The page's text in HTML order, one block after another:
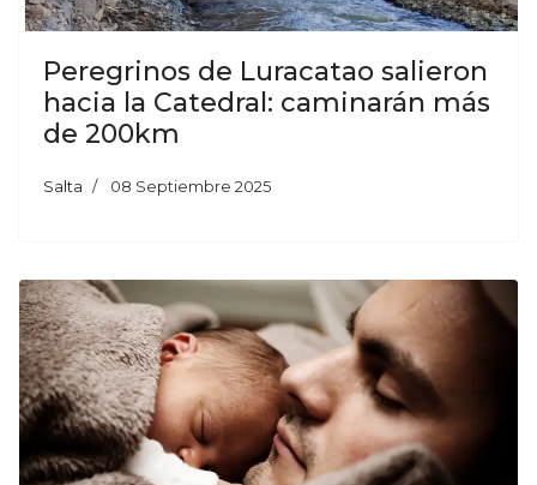
Peregrinos de Luracatao salieron
hacia la Catedral: caminarán más
de 200km
Salta 08 Septiembre 2025